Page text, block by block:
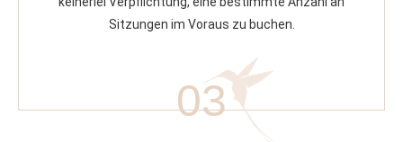
03
Sitzungen im Voraus zu buchen.